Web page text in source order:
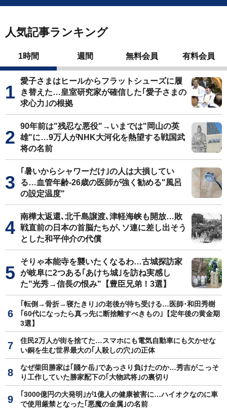
人気記事ランキング
1時間 週間 無料会員 有料会員
愛子さまはヒールからフラットシューズに履
き替えた…皇室研究家が確信した｢愛子さまの
求心力｣の根拠
90年前は"残忍な悪役"→いまでは"岡山の英
雄"に…9万人がNHK大河化を熱望する戦国武
将の名前
｢暑いからシャワーだけ｣の人は大損してい
る…血管年齢-26歳の医師が強く勧める"風呂
の設定温度"
南樺太返還､北千島譲渡､津軽海峡も開放…敗
戦直前の日本の首脳たちが､ソ連に差し出そう
とした和平仲介の代償
そりゃ本能寺を襲いたくなるわ…古城探訪家
が岐阜に2つある｢あけち城｣を訪ね実感し
た"光秀→信長の恨み"【豊臣兄弟！3選】
｢転倒→骨折→寝たきり｣の老後が待ち受ける…医師･和田秀樹
｢60代になったら真っ先に断捨離すべきもの｣【定年後の黄金期
3選】
住民2万人が街を捨てた…スマホにも電気自動車にも欠かせな
い銅を生む世界最大の｢人殺しの穴｣の正体
なぜ柴田勝家は｢賤ケ岳｣であっさり負けたのか…秀吉がこっそ
り工作していた勝家配下の｢大物武将｣の裏切り
｢3000億円の大発明｣が1億人の健康被害に…ハイオクなのに車
で使用厳禁となった｢悪魔の金属｣の名前